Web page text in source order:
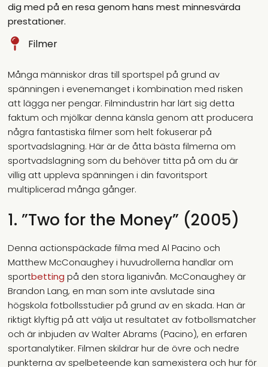
dig med på en resa genom hans mest minnesvärda
prestationer.
Filmer
Många människor dras till sportspel på grund av
spänningen i evenemanget i kombination med risken
att lägga ner pengar. Filmindustrin har lärt sig detta
faktum och mjölkar denna känsla genom att producera
några fantastiska filmer som helt fokuserar på
sportvadslagning. Här är de åtta bästa filmerna om
sportvadslagning som du behöver titta på om du är
villig att uppleva spänningen i din favoritsport
multiplicerad många gånger.
1. ”Two for the Money” (2005)
Denna actionspäckade filma med Al Pacino och
Matthew McConaughey i huvudrollerna handlar om
sportbetting på den stora liganivån. McConaughey är
Brandon Lang, en man som inte avslutade sina
högskola fotbollsstudier på grund av en skada. Han är
riktigt klyftig på att välja ut resultatet av fotbollsmatcher
och är inbjuden av Walter Abrams (Pacino), en erfaren
sportanalytiker. Filmen skildrar hur de övre och nedre
punkterna av spelbeteende kan samexistera och hur för